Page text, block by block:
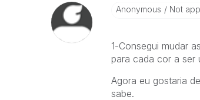
Anonymous Not
1-Consegui mudar
para cada cor a ser
Agora eu gostaria
sabe.